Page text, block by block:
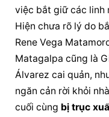
việc bắt giữ các linh
Hiện chưa rõ lý do
Rene Vega
Matagalpa cũng là
Álvarez cai quản,
ngăn cản rời khỏi
cuối cùng bị trục